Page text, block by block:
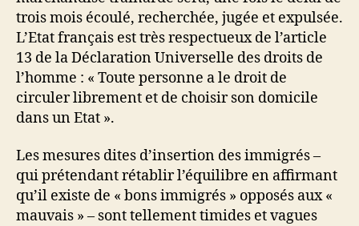
trois mois écoulé, recherchée, jugée et expulsée.
L’Etat français est très respectueux de l’article
13 de la Déclaration Universelle des droits de
l’homme : « Toute personne a le droit de
circuler librement et de choisir son domicile
dans un Etat ».
Les mesures dites d’insertion des immigrés –
qui prétendant rétablir l’équilibre en affirmant
qu’il existe de « bons immigrés » opposés aux «
mauvais » – sont tellement timides et vagues